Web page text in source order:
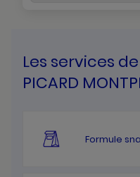
Les services
PICARD
Formule